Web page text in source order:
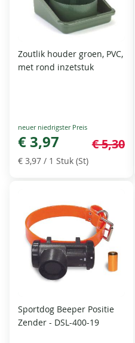
Zoutlik houder groen, PVC,
met rond inzetstuk
Special
Price
€ 3,97 € 5,30
€ 3,97 / 1 Stuk (St)
Sportdog Beeper Positie
Zender - DSL-400-19